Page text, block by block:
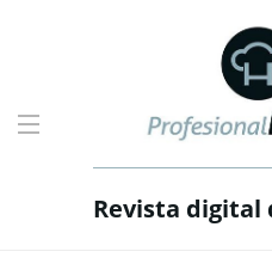
Revista digital